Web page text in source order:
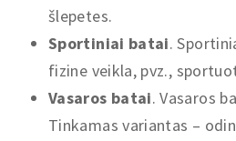
šlepetes.
Sportiniai batai.
fizine veikla, pvz.,
Vasaros batai. Vasaros
Tinkamas variantas –